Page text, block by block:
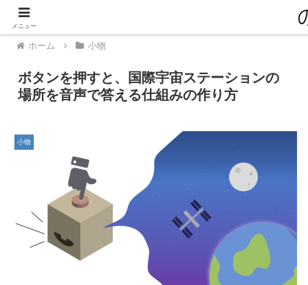
PR
ホーム 小物
ボタンを押すと、国際宇宙ステーションの
場所を音声で答える仕組みの作り方
小物
メニュー